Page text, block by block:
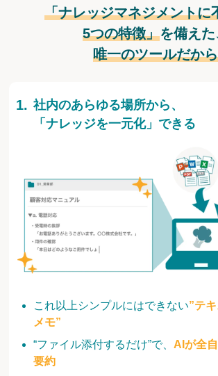
「ナレッジマネジメントに
5つの特徴」を備えた
唯一のツールだから
これ以上シンプルにはできない”テ
メモ”
“ファイル添付するだけ”で、 AIが全
要約
社内のあらゆる場所から、
「ナレッジを一元化」できる